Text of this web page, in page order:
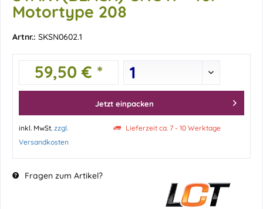
Motortype 208
Artnr.: SKSN0602.1
59,50 € *
Jetzt einpacken
inkl. MwSt. zzgl.
Versandkosten
Lieferzeit ca. 7 - 10 Werktage
Fragen zum Artikel?